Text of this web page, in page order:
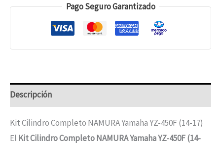
Pago Seguro Garantizado
Descripción
Kit Cilindro Completo NAMURA Yamaha YZ-450F (14-17)
El Kit Cilindro Completo NAMURA Yamaha YZ-450F (14-